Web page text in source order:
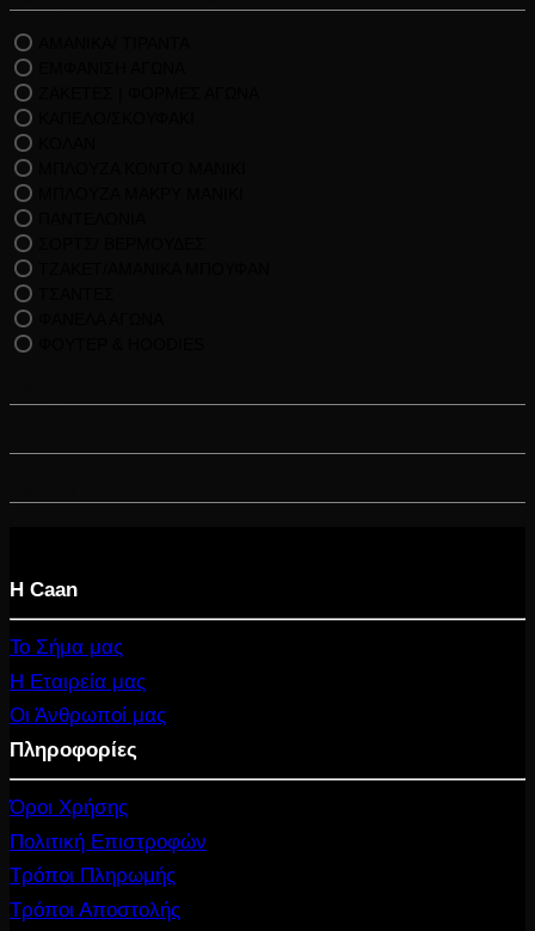
Η Caan
Το Σήμα μας
Η Εταιρεία μας
Οι Άνθρωποί μας
Πληροφορίες
Όροι Χρήσης
Πολιτική Επιστροφών
Τρόποι Πληρωμής
Τρόποι Αποστολής